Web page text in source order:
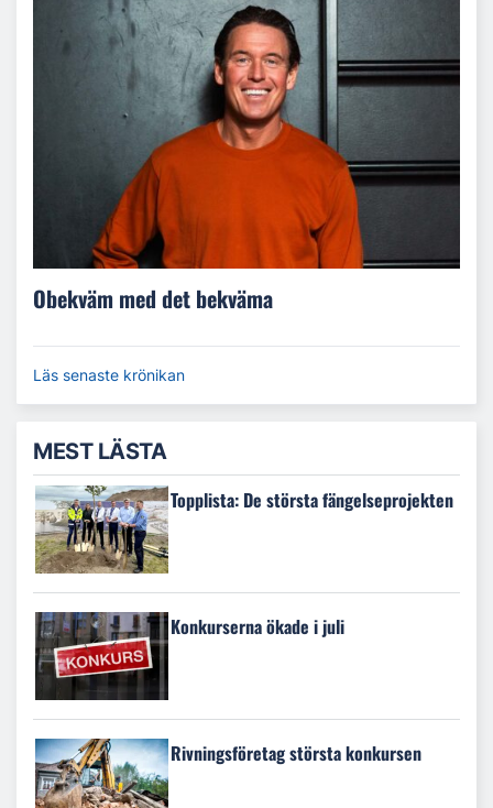
Obekväm med det bekväma
Läs senaste krönikan
MEST LÄSTA
Topplista: De största fängelseprojekten
Konkurserna ökade i juli
Rivningsföretag största konkursen